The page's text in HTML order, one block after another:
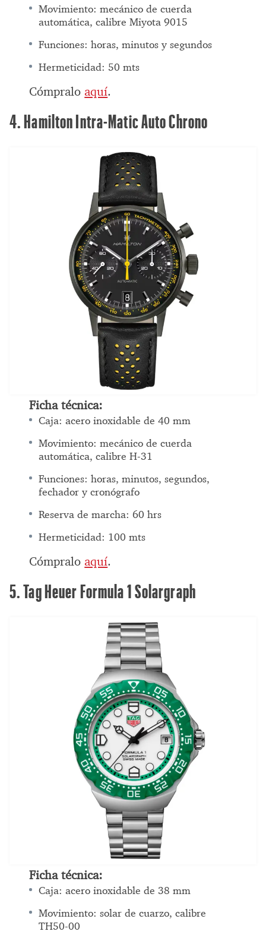
Movimiento: mecánico de cuerda
automática, calibre Miyota 9015
Funciones: horas, minutos y segundos
Hermeticidad: 50 mts
Cómpraloaquí.
4. Hamilton Intra-Matic Auto Chrono
Ficha técnica:
Caja: acero inoxidable de 40 mm
Movimiento: mecánico de cuerda
automática, calibre H-31
Funciones: horas, minutos, segundos,
fechador y cronógrafo
Reserva de marcha: 60 hrs
Hermeticidad: 100 mts
Cómpraloaquí.
5. Tag Heuer Formula 1 Solargraph
Ficha técnica:
Caja: acero inoxidable de 38 mm
Movimiento: solar de cuarzo, calibre
TH50-00